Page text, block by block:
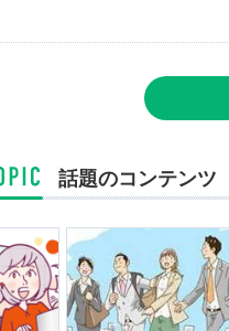
話題のコンテンツ